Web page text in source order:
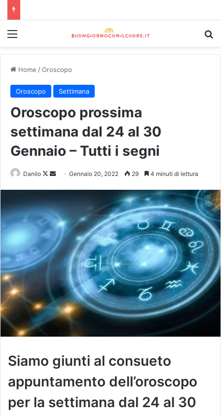
Home /Oroscopo
Oroscopo Settimana
Oroscopo prossima
settimana dal 24 al 30
Gennaio – Tutti i segni
Danilo Gennaio 20, 2022 29 4 minuti di lettura
Siamo giunti al consueto
appuntamento dell’oroscopo
per la settimana dal 24 al 30